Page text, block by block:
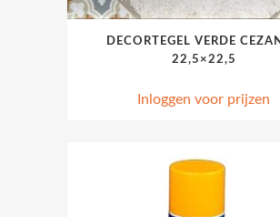
DECORTEGEL VERDE
22,5×22,5
Inloggen voor prijzen